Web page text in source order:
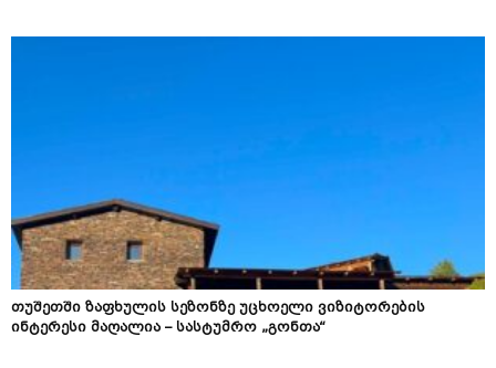
თუშეთში ზაფხულის სეზონზე უცხოელი ვიზიტორების
ინტერესი მაღალია – სასტუმრო „გონთა“